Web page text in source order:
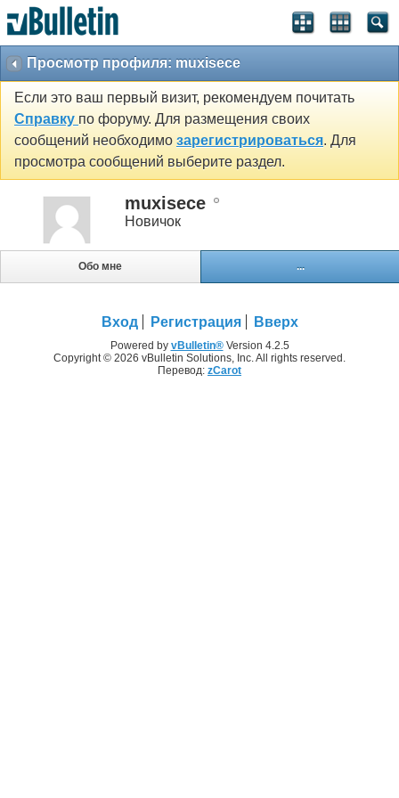
Просмотр профиля: muxisece
Если это ваш первый визит, рекомендуем почитать
Справку по форуму. Для размещения своих
сообщений необходимо зарегистрироваться. Для
просмотра сообщений выберите раздел.
muxisece
Новичок
Обо мне ...
Вход Регистрация Вверх
Powered by vBulletin®Version 4.2.5
Copyright © 2026 vBulletin Solutions, Inc. All rights reserved.
Перевод: zCarot